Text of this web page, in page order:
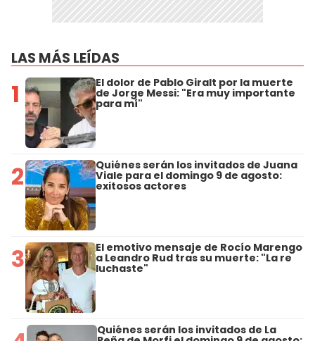
LAS MÁS LEÍDAS
1 El dolor de Pablo Giralt por la muerte
de Jorge Messi: "Era muy importante
para mí"
2 Quiénes serán los invitados de Juana
Viale para el domingo 9 de agosto:
exitosos actores
3 El emotivo mensaje de Rocío Marengo
a Leandro Rud tras su muerte: "La re
luchaste"
Quiénes serán los invitados de La